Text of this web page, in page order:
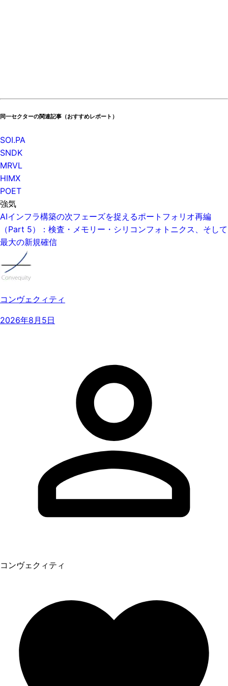
同一セクターの関連記事（おすすめレポート）
SOI.PA
SNDK
MRVL
HIMX
POET
強気
AIインフラ構築の次フェーズを捉えるポートフォリオ再編
（Part 5）：検査・メモリー・シリコンフォトニクス、そして
最大の新規確信
コンヴェクィティ
2026年8月5日
コンヴェクィティ